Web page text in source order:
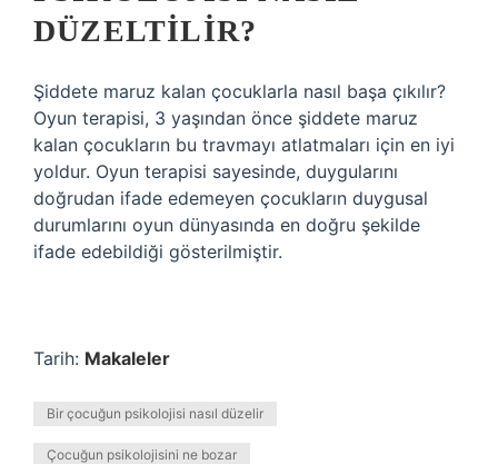
DÜZELTILIR?
Şiddete maruz kalan çocuklarla nasıl başa çıkılır?
Oyun terapisi, 3 yaşından önce şiddete maruz
kalan çocukların bu travmayı atlatmaları için en iyi
yoldur. Oyun terapisi sayesinde, duygularını
doğrudan ifade edemeyen çocukların duygusal
durumlarını oyun dünyasında en doğru şekilde
ifade edebildiği gösterilmiştir.
Tarih: Makaleler
Bir çocuğun psikolojisi nasıl düzelir
Çocuğun psikolojisini ne bozar